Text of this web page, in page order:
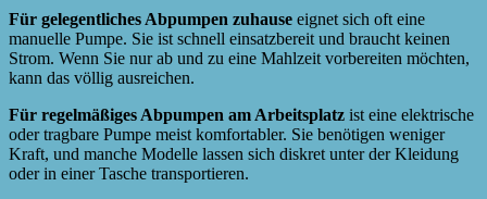
Für gelegentliches Abpumpen zuhause eignet sich oft eine
manuelle Pumpe. Sie ist schnell einsatzbereit und braucht keinen
Strom. Wenn Sie nur ab und zu eine Mahlzeit vorbereiten möchten,
kann das völlig ausreichen.
Für regelmäßiges Abpumpen am Arbeitsplatz ist eine elektrische
oder tragbare Pumpe meist komfortabler. Sie benötigen weniger
Kraft, und manche Modelle lassen sich diskret unter der Kleidung
oder in einer Tasche transportieren.